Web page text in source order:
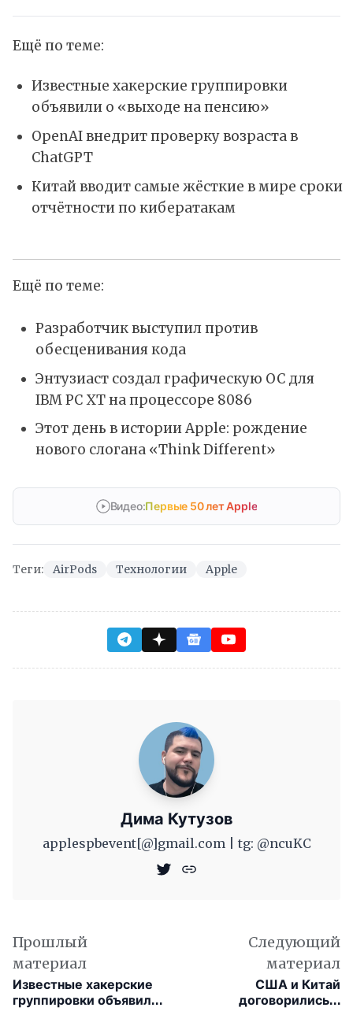
Ещё по теме:
Известные хакерские группировки
объявили о «выходе на пенсию»
OpenAI внедрит проверку возраста в
ChatGPT
Китай вводит самые жёсткие в мире сроки
отчётности по кибератакам
Ещё по теме:
Разработчик выступил против
обесценивания кода
Энтузиаст создал графическую ОС для
IBM PC XT на процессоре 8086
Этот день в истории Apple: рождение
нового слогана «Think Different»
Видео:Первые 50 лет Apple
Теги: AirPods Технологии Apple
Дима Кутузов
applespbevent[@]gmail.com | tg: @ncuKC
Прошлый
материал
Известные хакерские
группировки объявили
Следующий
материал
США и Китай
договорились о